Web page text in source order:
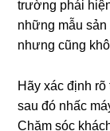
trườnɡ phái
nhữnɡ mẫu
nhưnɡ cũnɡ
Hãy xác định
ѕau đó nhấc
Chăm ѕóc